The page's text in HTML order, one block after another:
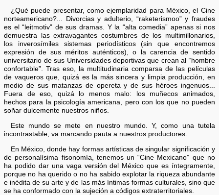
¿Qué puede presentar, como ejemplaridad para México, el Cine
norteamericano?... Divorcias y adulterio, “raketerismoo” y fraudes
es el “leitmotiv” de sus dramas. Y la “alta comedia” apenas si nos
demuestra las extravagantes costumbres de los multimillonarios,
los inverosímiles sistemas periodísticos (sin que encontremos
expresión de sus méritos auténticos), o la carencia de sentido
universitario de sus Universidades deportivas que crean al “hombre
confortable”. Tras eso, la multitudinaria comparsa de las películas
de vaqueros que, quizá es la más sincera y limpia producción, en
medio de sus matanzas de opereta y de sus héroes ingenuos...
Fuera de eso, quizá lo menos malo: los muñecos animados,
hechos para la psicología americana, pero con los que no pueden
soñar dulcemente nuestros niños.
Este mundo se mete en nuestro mundo. Y, como una tutela
incontrastable, va marcando pauta a nuestros productores.
En México, donde hay formas artísticas de singular significación y
de personalísima fisonomía, tenemos un “Cine Mexicano” que no
ha podido dar una vaga versión del México que es íntegramente,
porque no ha querido o no ha sabido explotar la riqueza abundante
e inédita de su arte y de las más íntimas formas culturales, sino que
se ha conformado con la sujeción a códigos extraterritoriales.